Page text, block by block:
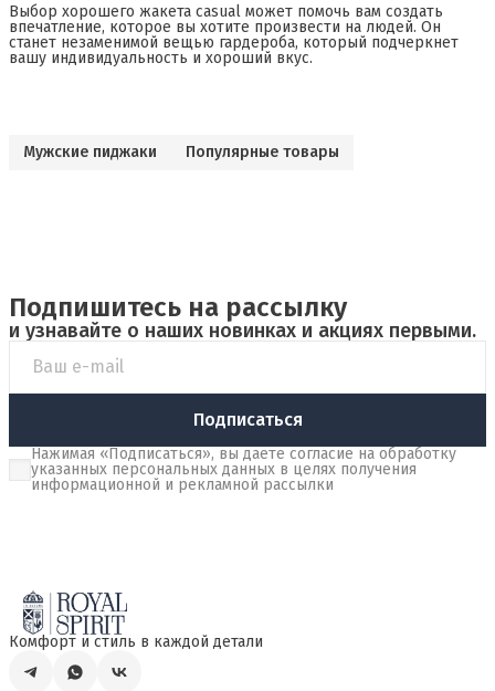
Выбор хорошего жакета casual может помочь вам создать
впечатление, которое вы хотите произвести на людей. Он
станет незаменимой вещью гардероба, который подчеркнет
вашу индивидуальность и хороший вкус.
Мужские пиджаки Популярные товары
Подпишитесь на рассылку
и узнавайте о наших новинках и акциях первыми.
Подписаться
Нажимая «Подписаться», вы даете согласие на обработку
указанных персональных данных в целях получения
информационной и рекламной рассылки
Комфорт и стиль в каждой детали